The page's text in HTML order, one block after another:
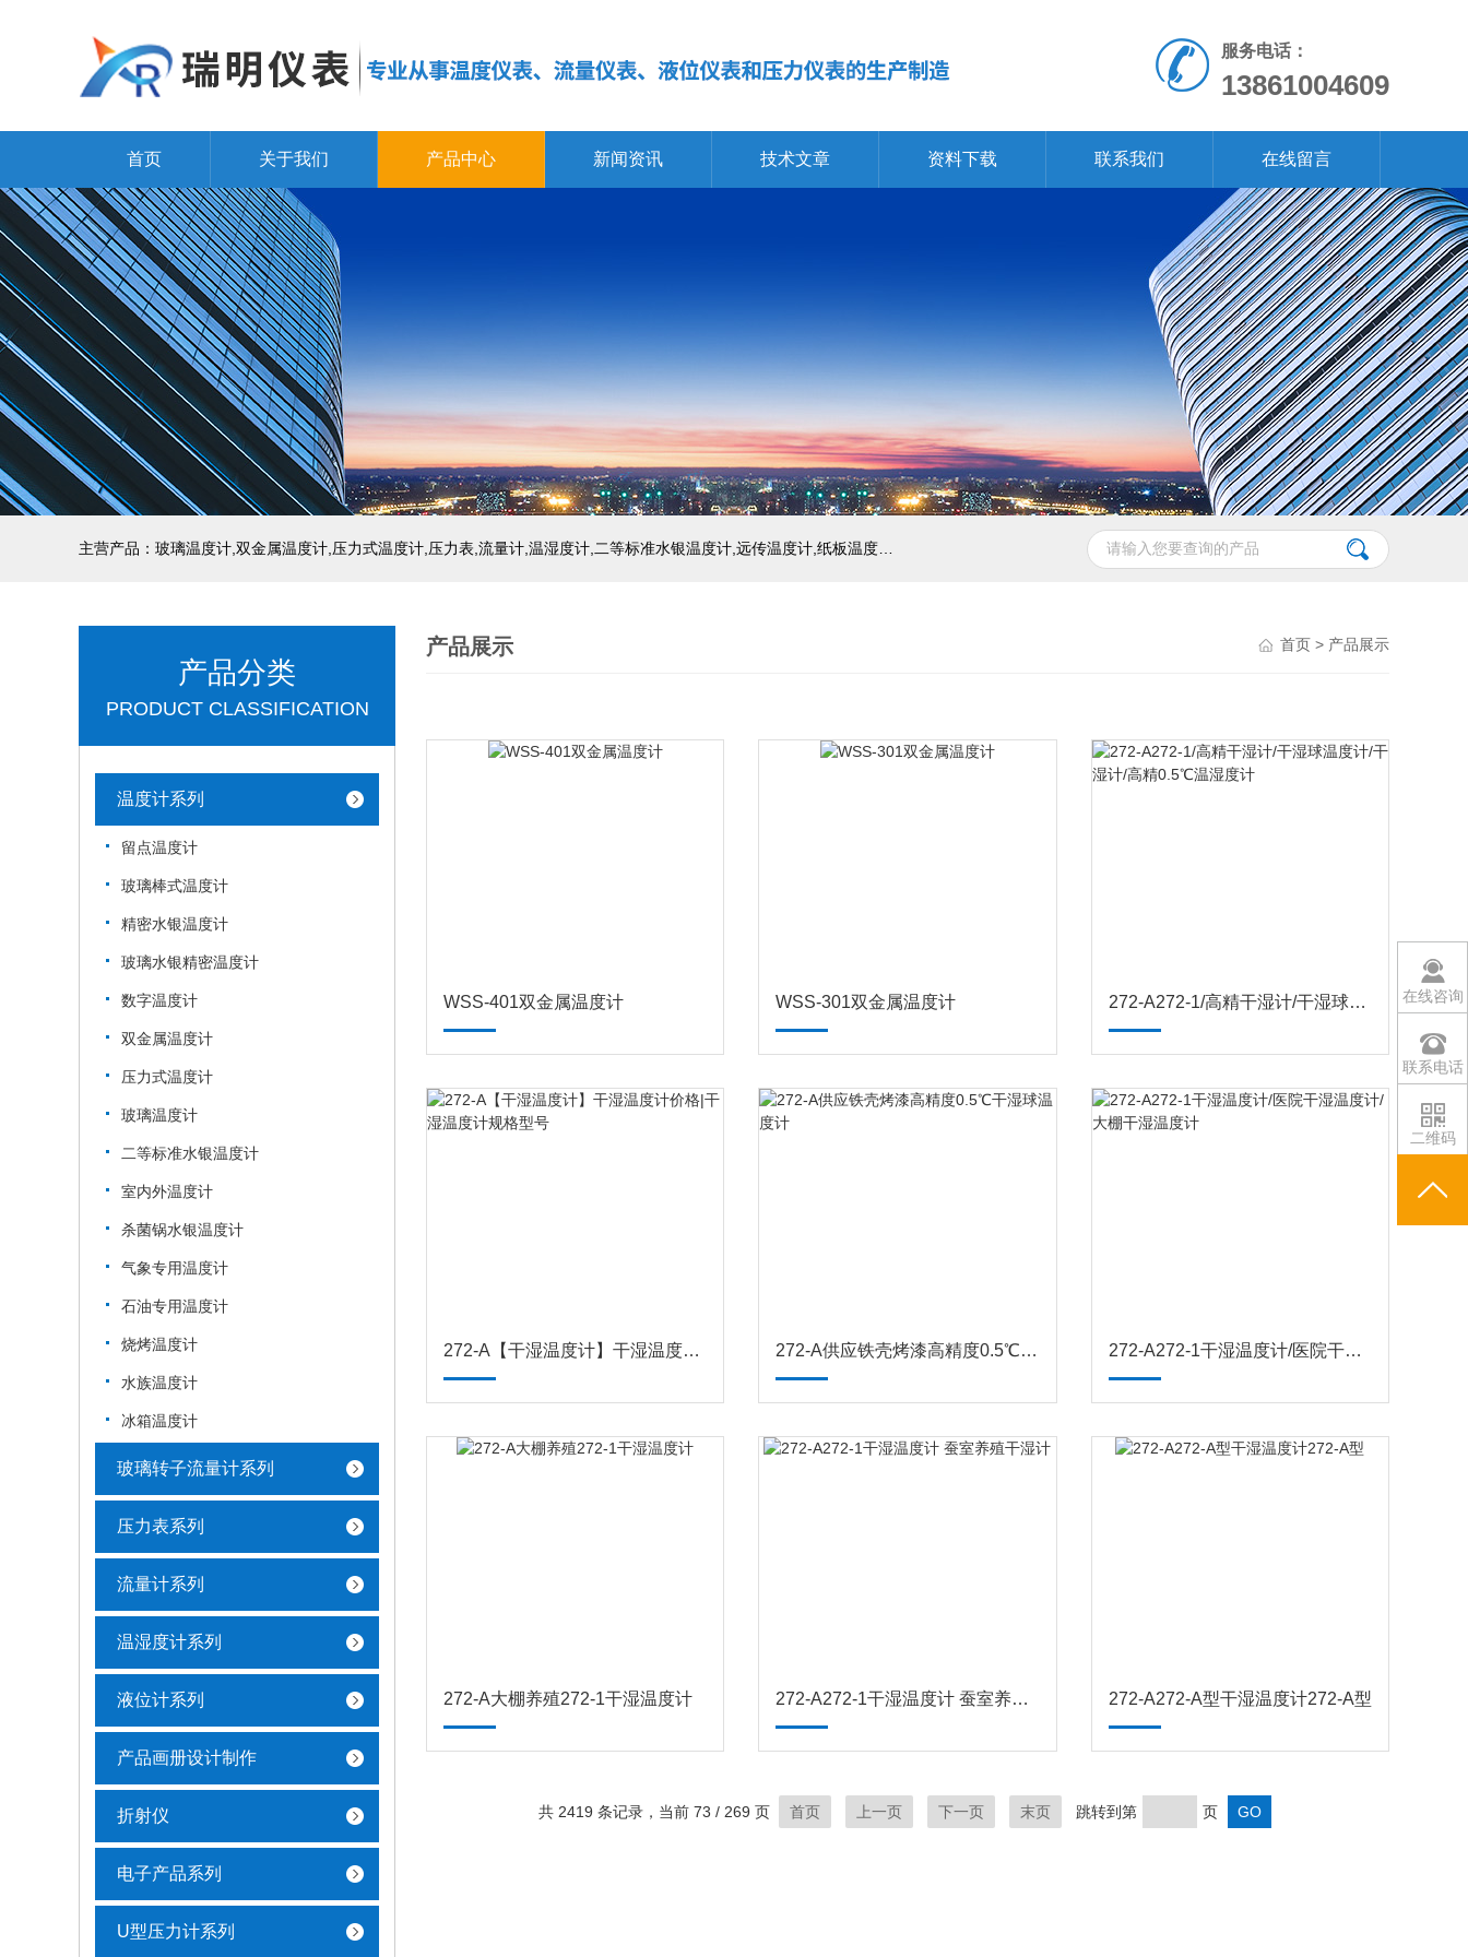
服务电话：
13861004609
首页 关于我们 产品中心 新闻资讯 技术文章 资料下载 联系我们 在线留言
产品分类
PRODUCT CLASSIFICATION
温度计系列
留点温度计
玻璃棒式温度计
精密水银温度计
玻璃水银精密温度计
数字温度计
双金属温度计
压力式温度计
玻璃温度计
二等标准水银温度计
室内外温度计
杀菌锅水银温度计
气象专用温度计
石油专用温度计
烧烤温度计
水族温度计
冰箱温度计
玻璃转子流量计系列
压力表系列
流量计系列
温湿度计系列
液位计系列
产品画册设计制作
折射仪
电子产品系列
U型压力计系列
产品展示 首页 > 产品展示
WSS-401双金属温度计 WSS-301双金属温度计 272-A272-1/高精干湿计/干湿球温度计/干湿计/高精0.5℃温湿度计
272-A【干湿温度计】干湿温度计价格|干湿温度计规格型号 272-A供应铁壳烤漆高精度0.5℃干湿球温度计 272-A272-1干湿温度计/医院干湿温度计/大棚干湿温度计
272-A大棚养殖272-1干湿温度计 272-A272-1干湿温度计 蚕室养殖干湿计 272-A272-A型干湿温度计272-A型
共 2419 条记录，当前 73 / 269 页 首页 上一页 下一页 末页 跳转到第 页
在线咨询
联系电话
二维码